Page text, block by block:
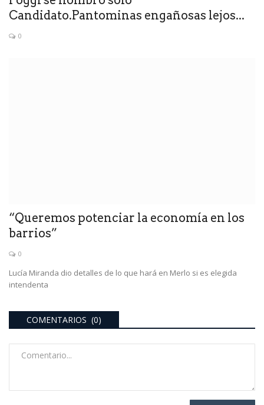
Candidato.Pantominas engañosas lejos...
0
“Queremos potenciar la economía en los
barrios”
0
Lucía Miranda dio detalles de lo que hará en Merlo si es elegida
intendenta
COMENTARIOS (0)